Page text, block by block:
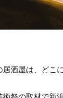
酒屋は、どこ